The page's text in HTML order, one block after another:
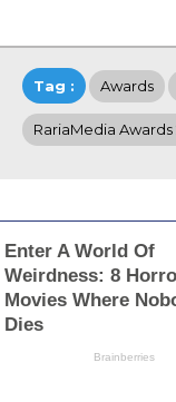
Tag : Awards
RariaMedia Awards